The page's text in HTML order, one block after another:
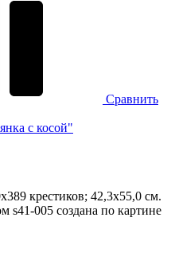
Сравнить
с косой"
крестиков; 42,3х55,0 см.
s41-005 создана по картине